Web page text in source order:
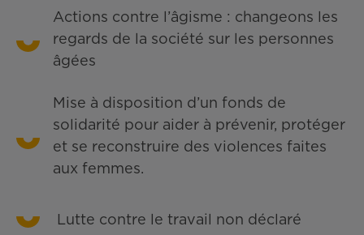
Actions contre l’âgisme : changeons les
regards de la société sur les personnes
âgées
Mise à disposition d’un fonds de
solidarité pour aider à prévenir, protéger
et se reconstruire des violences faites
aux femmes.
Lutte contre le travail non déclaré